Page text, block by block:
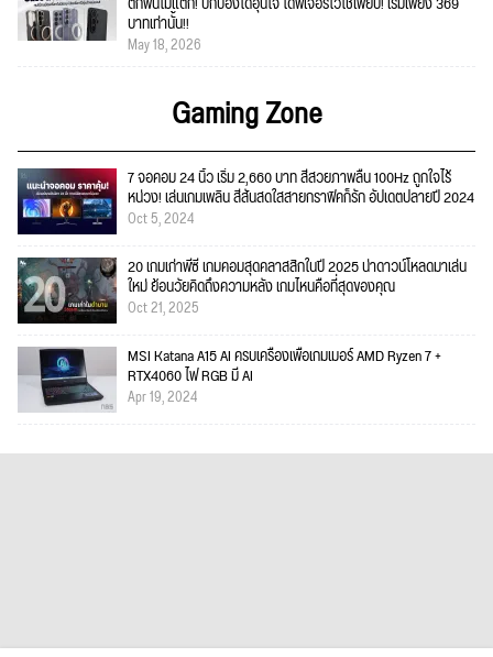
บาทเท่านั้น!!
May 18, 2026
Gaming Zone
7 จอคอม 24 นิ้ว เริ่ม 2,660 บาท สีสวยภาพลื่น 100Hz ถูกใจไร้
หน่วง! เล่นเกมเพลิน สีสันสดใสสายกราฟิคก็รัก อัปเดตปลายปี 2024
Oct 5, 2024
20 เกมเก่าพีซี เกมคอมสุดคลาสสิกในปี 2025 น่าดาวน์โหลดมาเล่น
ใหม่ ย้อนวัยคิดถึงความหลัง เกมไหนคือที่สุดของคุณ
Oct 21, 2025
MSI Katana A15 AI ครบเครื่องเพื่อเกมเมอร์ AMD Ryzen 7 +
RTX4060 ไฟ RGB มี AI
Apr 19, 2024